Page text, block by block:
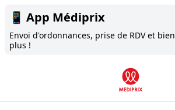
📱 App Médiprix
Envoi d'ordonnances, prise de RDV et bien
plus !